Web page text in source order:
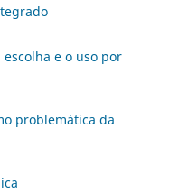
e o uso por
problemática da